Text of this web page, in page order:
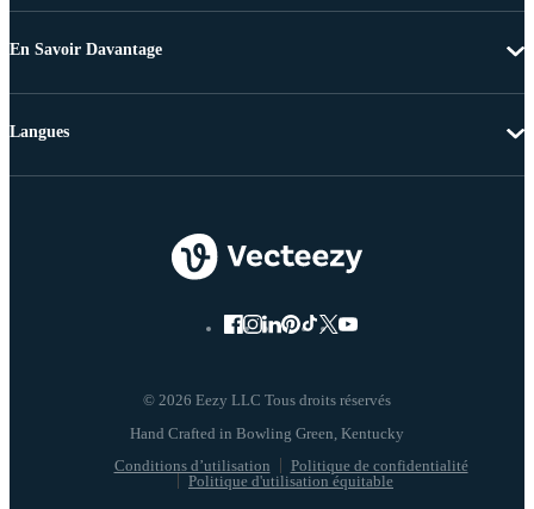
En Savoir Davantage
© 2026 Eezy LLC Tous droits réservés
Conditions d’utilisation
Politique de confidentialité
Politique d'utilisation équitable
Langues